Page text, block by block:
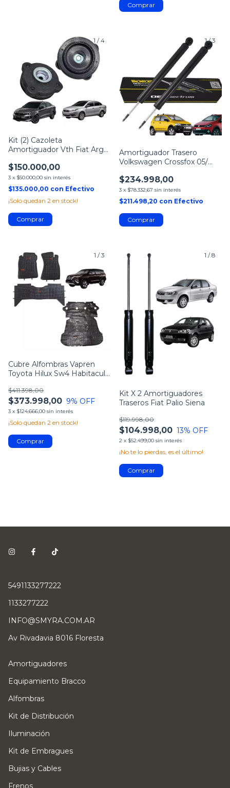
1 /4
Kit (2) Cazoleta
Amortiguador Vth Fiat Argo
$150.000,00
3 x $50.000,00 sin interés
$135.000,00 con Efectivo
¡Solo quedan 2 en stock!
Comprar
1/3
Amortiguador Trasero
Volkswagen Crossfox 05/
$234.998,00
3 x $78.332,67 sin interés
$211.498,20 con Efectivo
1 /3
Cubre Alfombras Vapren
Toyota Hilux Sw4 Habitaculo
$373.998,00
$411.398,00
9% OFF
3 x $124.666,00 sin interés
¡Solo quedan 2 en stock!
1 /8
Kit X 2 Amortiguadores
Traseros Fiat Palio Siena
$104.998,00
$119.998,00
13% OFF
2 x $52.499,00 sin interés
¡No te lo pierdas, es el último!
5491133277222
1133277222
INFO@SMYRA.COM.AR
Av Rivadavia 8016 Floresta
Amortiguadores
Equipamiento Bracco
Alfombras
Kit de Distribución
Iluminación
Kit de Embragues
Bujias y Cables
Frenos